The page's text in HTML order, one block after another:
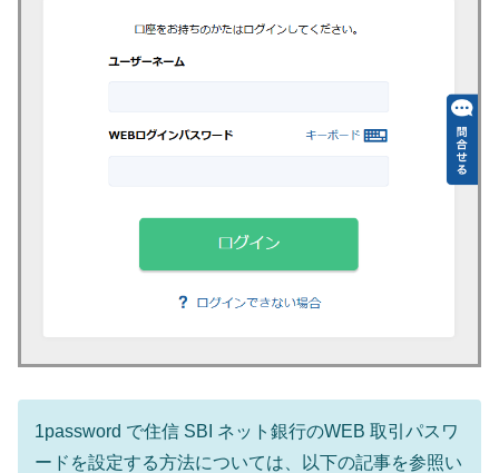
1password で住信 SBI ネット銀行のWEB 取引パスワ
ードを設定する方法については、以下の記事を参照い